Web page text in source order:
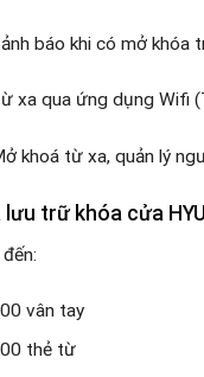
báo khi có mở khóa
xa qua ứng dụng Wifi
khoá từ xa, quản lý
lưu trữ khóa cửa
vân tay
thẻ từ